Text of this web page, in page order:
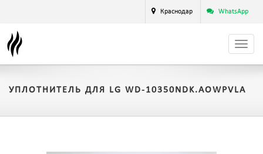
Краснодар WhatsApp
УПЛОТНИТЕЛЬ ДЛЯ LG WD-10350NDK.AOWPVLA